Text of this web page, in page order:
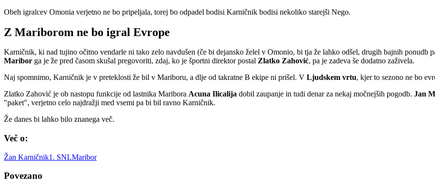
Obeh igralcev Omonia verjetno ne bo pripeljala, torej bo odpadel bodisi Karničnik bodisi nekoliko starejši Nego.
Z Mariborom ne bo igral Evrope
Karničnik, ki nad tujino očitno vendarle ni tako zelo navdušen (če bi dejansko želel v Omonio, bi tja že lahko odšel, drugih bajnih ponudb
Maribor ga je že pred časom skušal pregovoriti, zdaj, ko je športni direktor postal Zlatko Zahović, pa je zadeva še dodatno zaživela.
Naj spomnimo, Karničnik je v preteklosti že bil v Mariboru, a dlje od takratne B ekipe ni prišel. V Ljudskem vrtu, kjer to sezono ne bo
Zlatko Zahović je ob nastopu funkcije od lastnika Maribora Acuna Ilicalija dobil zaupanje in tudi denar za nekaj močnejših pogodb. Jan
"paket", verjetno celo najdražji med vsemi pa bi bil ravno Karničnik.
Že danes bi lahko bilo znanega več.
Več o:
Žan Karničnik1. SNLMaribor
Povezano